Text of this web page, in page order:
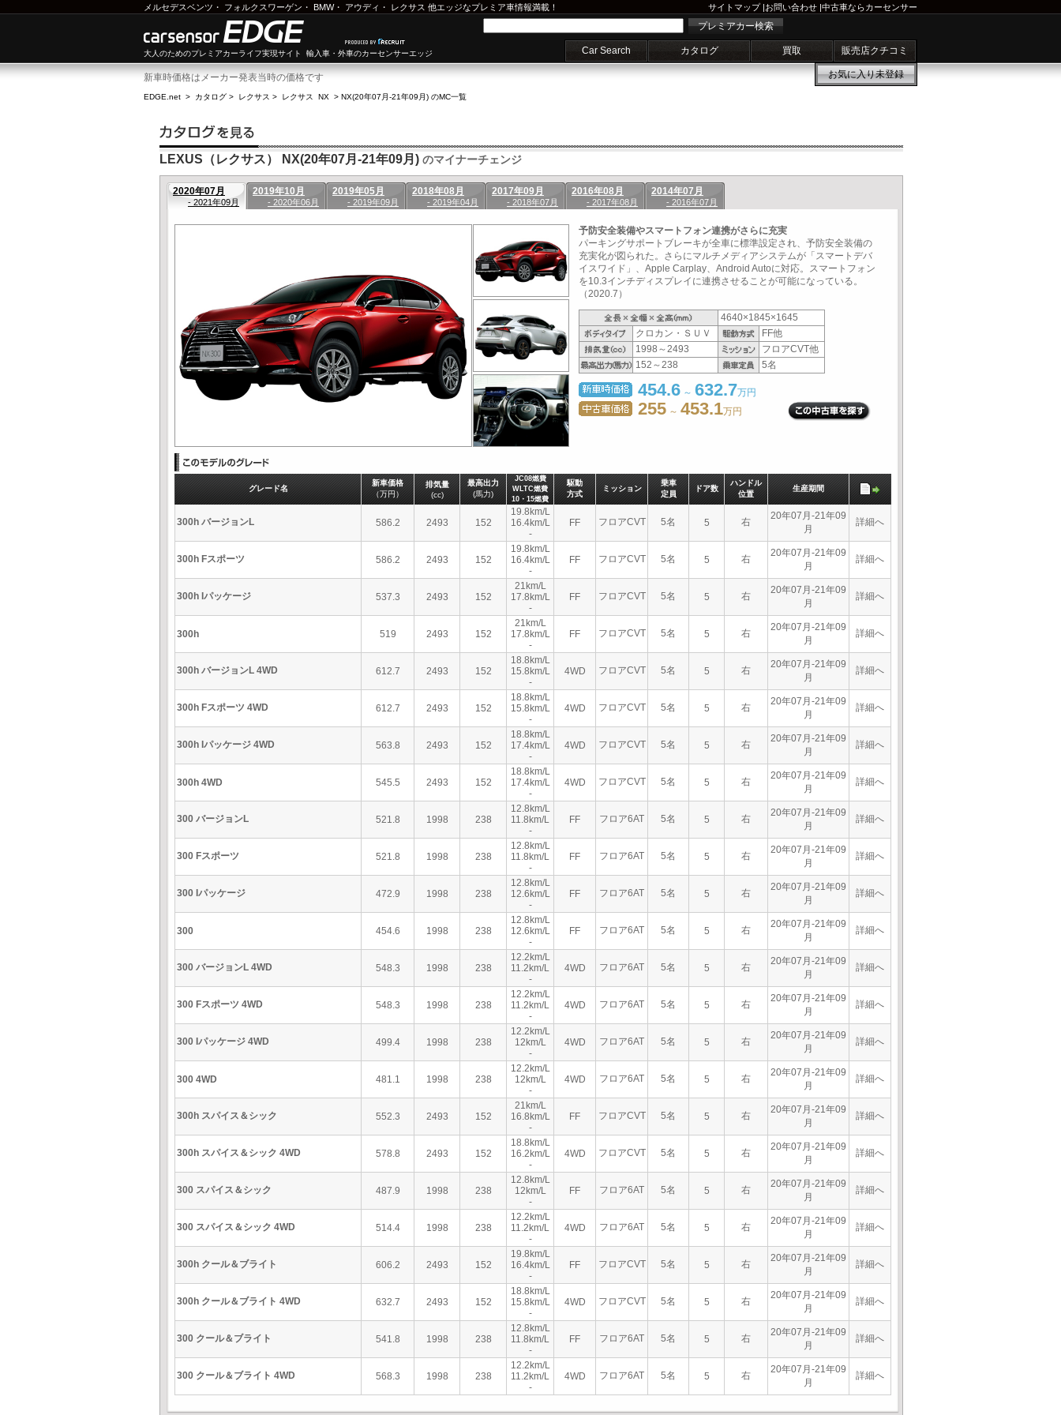
メルセデスベンツ ・ フォルクスワーゲン ・ BMW・ アウディ ・ レクサス 他エッジなプレミア車情報満載！ サイトマップ|お問い合わせ |中古車ならカーセンサー
大人のためのプレミアカーライフ実現サイト 輸入車・外車のカーセンサーエッジ
プレミアカー検索
Car Search カタログ 買取 販売店クチコミ
お気に入り未登録
新車時価格はメーカー発表当時の価格です
EDGE.net > カタログ > レクサス > レクサス NX > NX(20年07月-21年09月) のMC一覧
LEXUS（レクサス） NX(20年07月-21年09月) のマイナーチェンジ
2020年07月
- 2021年09月
2019年10月
- 2020年06月
2019年05月
- 2019年09月
2018年08月
- 2019年04月
2017年09月
- 2018年07月
2016年08月
- 2017年08月
2014年07月
- 2016年07月
予防安全装備やスマートフォン連携がさらに充実
パーキングサポートブレーキが全車に標準設定され、予防安全装備の
充実化が図られた。さらにマルチメディアシステムが「スマートデバ
イスワイド」、Apple Carplay、Android Autoに対応。スマートフォン
を10.3インチディスプレイに連携させることが可能になっている。
（2020.7）
4640×1845×1645
クロカン・ＳＵＶ
FF他
1998～2493
フロアCVT他
152～238
5名
454.6 ～ 632.7万円
255 ～ 453.1万円
グレード名
新車価格
（万円）
排気量
(cc)
最高出力
(馬力)
JC08燃費
WLTC燃費
10・15燃費
駆動
方式
ミッション
乗車
定員
ドア数
ハンドル
位置
生産期間
300h バージョンL 586.2 2493 152
19.8km/L
16.4km/L
-
FF フロアCVT 5名 5 右
20年07月-21年09
月
詳細へ
300h Fスポーツ 586.2 2493 152
19.8km/L
16.4km/L
-
FF フロアCVT 5名 5 右
20年07月-21年09
月
詳細へ
300h Iパッケージ 537.3 2493 152
21km/L
17.8km/L
-
FF フロアCVT 5名 5 右
20年07月-21年09
月
詳細へ
300h 519 2493 152
21km/L
17.8km/L
-
FF フロアCVT 5名 5 右
20年07月-21年09
月
詳細へ
300h バージョンL 4WD 612.7 2493 152
18.8km/L
15.8km/L
-
4WD フロアCVT 5名 5 右
20年07月-21年09
月
詳細へ
300h Fスポーツ 4WD 612.7 2493 152
18.8km/L
15.8km/L
-
4WD フロアCVT 5名 5 右
20年07月-21年09
月
詳細へ
300h Iパッケージ 4WD 563.8 2493 152
18.8km/L
17.4km/L
-
4WD フロアCVT 5名 5 右
20年07月-21年09
月
詳細へ
300h 4WD 545.5 2493 152
18.8km/L
17.4km/L
-
4WD フロアCVT 5名 5 右
20年07月-21年09
月
詳細へ
300 バージョンL 521.8 1998 238
12.8km/L
11.8km/L
-
FF フロア6AT 5名 5 右
20年07月-21年09
月
詳細へ
300 Fスポーツ 521.8 1998 238
12.8km/L
11.8km/L
-
FF フロア6AT 5名 5 右
20年07月-21年09
月
詳細へ
300 Iパッケージ 472.9 1998 238
12.8km/L
12.6km/L
-
FF フロア6AT 5名 5 右
20年07月-21年09
月
詳細へ
300 454.6 1998 238
12.8km/L
12.6km/L
-
FF フロア6AT 5名 5 右
20年07月-21年09
月
詳細へ
300 バージョンL 4WD 548.3 1998 238
12.2km/L
11.2km/L
-
4WD フロア6AT 5名 5 右
20年07月-21年09
月
詳細へ
300 Fスポーツ 4WD 548.3 1998 238
12.2km/L
11.2km/L
-
4WD フロア6AT 5名 5 右
20年07月-21年09
月
詳細へ
300 Iパッケージ 4WD 499.4 1998 238
12.2km/L
12km/L
-
4WD フロア6AT 5名 5 右
20年07月-21年09
月
詳細へ
300 4WD 481.1 1998 238
12.2km/L
12km/L
-
4WD フロア6AT 5名 5 右
20年07月-21年09
月
詳細へ
300h スパイス＆シック 552.3 2493 152
21km/L
16.8km/L
-
FF フロアCVT 5名 5 右
20年07月-21年09
月
詳細へ
300h スパイス＆シック 4WD 578.8 2493 152
18.8km/L
16.2km/L
-
4WD フロアCVT 5名 5 右
20年07月-21年09
月
詳細へ
300 スパイス＆シック 487.9 1998 238
12.8km/L
12km/L
-
FF フロア6AT 5名 5 右
20年07月-21年09
月
詳細へ
300 スパイス＆シック 4WD 514.4 1998 238
12.2km/L
11.2km/L
-
4WD フロア6AT 5名 5 右
20年07月-21年09
月
詳細へ
300h クール＆ブライト 606.2 2493 152
19.8km/L
16.4km/L
-
FF フロアCVT 5名 5 右
20年07月-21年09
月
詳細へ
300h クール＆ブライト 4WD 632.7 2493 152
18.8km/L
15.8km/L
-
4WD フロアCVT 5名 5 右
20年07月-21年09
月
詳細へ
300 クール＆ブライト 541.8 1998 238
12.8km/L
11.8km/L
-
FF フロア6AT 5名 5 右
20年07月-21年09
月
詳細へ
300 クール＆ブライト 4WD 568.3 1998 238
12.2km/L
11.2km/L
-
4WD フロア6AT 5名 5 右
20年07月-21年09
月
詳細へ